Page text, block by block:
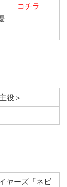
コチラ
役＞
ヤーズ「ネビ